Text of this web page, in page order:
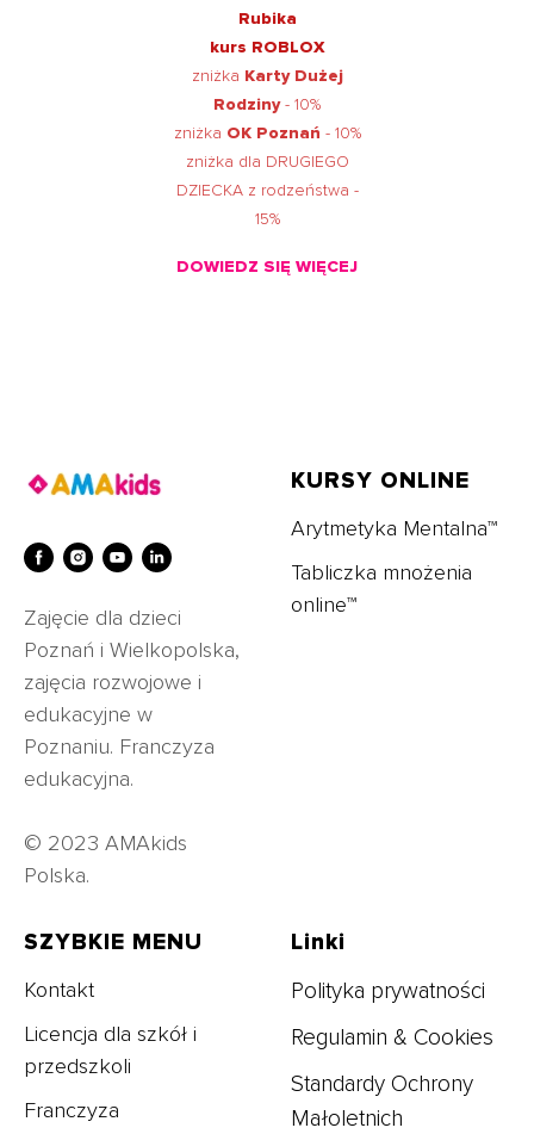
Rubika
kurs ROBLOX
zniżka Karty Dużej
Rodziny- 10%
zniżka OK Poznań - 10%
zniżka dla DRUGIEGO
DZIECKA z rodzeństwa -
15%
DOWIEDZ SIĘ WIĘCEJ
Zajęcie dla dzieci
Poznań i Wielkopolska,
zajęcia rozwojowe i
edukacyjne w
Poznaniu. Franczyza
edukacyjna.
© 2023 AMAkids
Polska.
KURSY ONLINE
Arytmetyka Mentalna™
Tabliczka mnożenia
online™
SZYBKIE MENU
Kontakt
Licencja dla szkół i
przedszkoli
Franczyza
Linki
Polityka prywatności
Regulamin & Cookies
Standardy Ochrony
Małoletnich